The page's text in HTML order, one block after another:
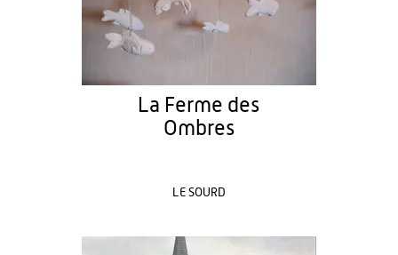
La Ferme des
Ombres
LE SOURD